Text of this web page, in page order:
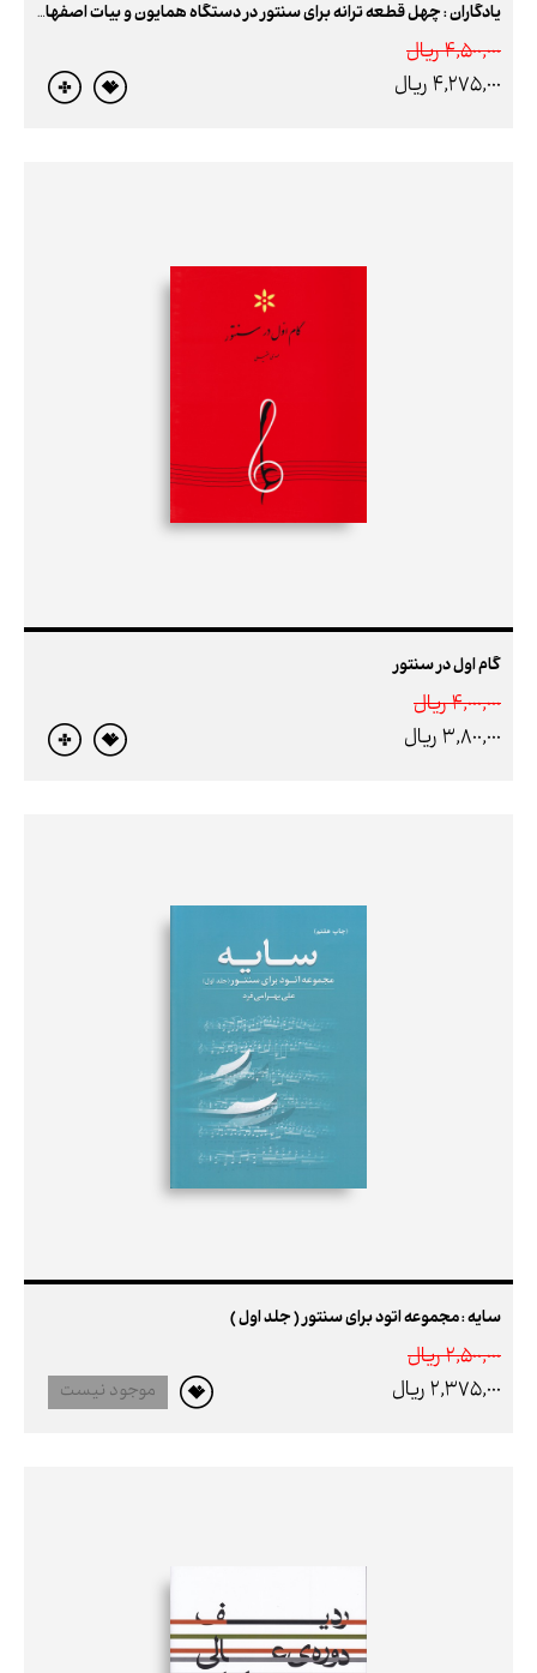
یادگاران : چهل قطعه ترانه برای سنتور در دستگاه همایون و بیات اصفهان
4,500,000 ريال
4,275,000 ريال
گام اول در سنتور
4,000,000 ريال
3,800,000 ريال
سایه : مجموعه اتود برای سنتور ( جلد اول )
2,500,000 ريال
2,375,000 ريال
موجود نیست